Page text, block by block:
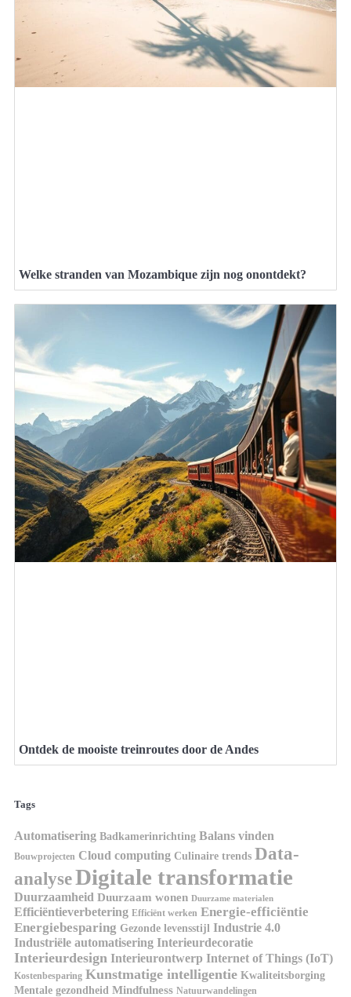
Welke stranden van Mozambique zijn nog onontdekt?
Ontdek de mooiste treinroutes door de Andes
Tags
Automatisering Badkamerinrichting Balans vinden
Bouwprojecten Cloud computing Culinaire trends Data-
analyseDigitale transformatie
Duurzaamheid Duurzaam wonen Duurzame materialen
Efficiëntieverbetering Efficiënt werken Energie-efficiëntie
Energiebesparing Gezonde levensstijl Industrie 4.0
Industriële automatisering Interieurdecoratie
Interieurdesign Interieurontwerp Internet of Things (IoT)
Kostenbesparing Kunstmatige intelligentie Kwaliteitsborging
Mentale gezondheid Mindfulness Natuurwandelingen